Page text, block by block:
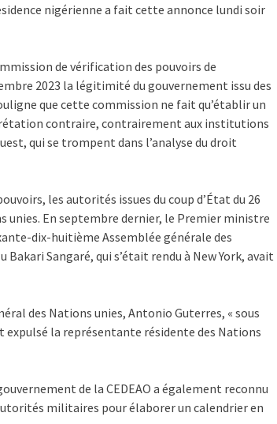
nigérienne a fait cette annonce lundi soir
de vérification des pouvoirs de
2023 la légitimité du gouvernement issu des
que cette commission ne fait qu’établir un
contraire, contrairement aux institutions
qui se trompent dans l’analyse du droit
les autorités issues du coup d’État du 26
En septembre dernier, le Premier ministre
dix-huitième Assemblée générale des
Sangaré, qui s’était rendu à New York, avait
des Nations unies, Antonio Guterres, « sous
la représentante résidente des Nations
de la CEDEAO a également reconnu
militaires pour élaborer un calendrier en